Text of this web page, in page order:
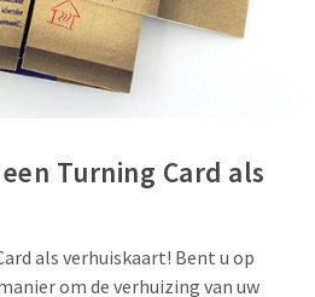
Turning Card als
als verhuiskaart! Bent u op
om de verhuizing van uw